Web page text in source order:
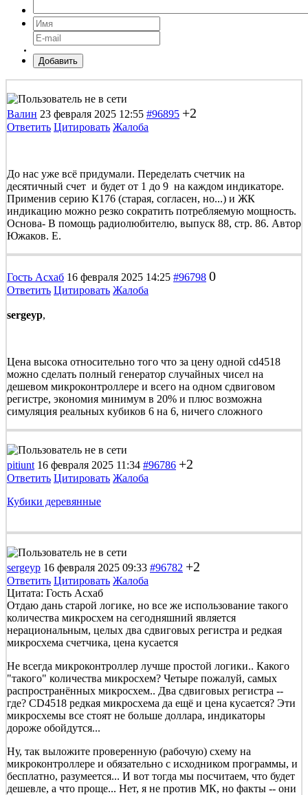
Добавить
Валин 23 февраля 2025 12:55 #96895 +2
Ответить Цитировать Жалоба
До нас уже всё придумали. Переделать счетчик на
десятичный счет и будет от 1 до 9 на каждом индикаторе.
Применив серию К176 (старая, согласен, но...) и ЖК
индикацию можно резко сократить потребляемую мощность.
Основа- В помощь радиолюбителю, выпуск 88, стр. 86. Автор
Южаков. Е.
Гость Асхаб 16 февраля 2025 14:25 #96798 0
Ответить Цитировать Жалоба
sergeyp,
Цена высока относительно того что за цену одной cd4518
можно сделать полный генератор случайных чисел на
дешевом микроконтроллере и всего на одном сдвиговом
регистре, экономия минимум в 20% и плюс возможна
симуляция реальных кубиков 6 на 6, ничего сложного
pitiunt 16 февраля 2025 11:34 #96786 +2
Ответить Цитировать Жалоба
Кубики деревянные
sergeyp 16 февраля 2025 09:33 #96782 +2
Ответить Цитировать Жалоба
Цитата: Гость Асхаб
Отдаю дань старой логике, но все же использование такого
количества микросхем на сегодняшний является
нерациональным, целых два сдвиговых регистра и редкая
микросхема счетчика, цена кусается
Не всегда микроконтроллер лучше простой логики.. Какого
"такого" количества микросхем? Четыре пожалуй, самых
распространённых микросхем.. Два сдвиговых регистра --
где? CD4518 редкая микросхема да ещё и цена кусается? Эти
микросхемы все стоят не больше доллара, индикаторы
дороже обойдутся...
Ну, так выложите проверенную (рабочую) схему на
микроконтроллере и обязательно с исходником программы, и
бесплатно, разумеется... И вот тогда мы посчитаем, что будет
дешевле, а что проще... Нет, я не против МК, но факты -- они